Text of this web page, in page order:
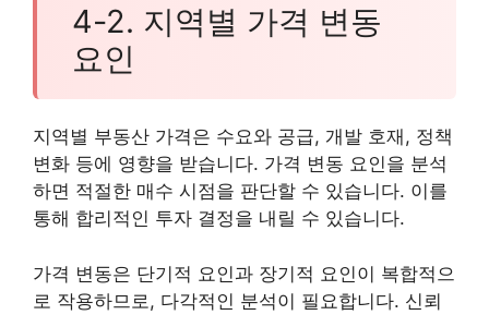
4-2. 지역별 가격 변동
요인
지역별 부동산 가격은 수요와 공급, 개발 호재, 정책
변화 등에 영향을 받습니다. 가격 변동 요인을 분석
하면 적절한 매수 시점을 판단할 수 있습니다. 이를
통해 합리적인 투자 결정을 내릴 수 있습니다.
가격 변동은 단기적 요인과 장기적 요인이 복합적으
로 작용하므로, 다각적인 분석이 필요합니다. 신뢰